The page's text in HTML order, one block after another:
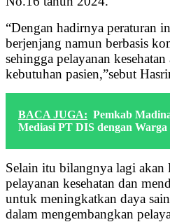
“Dengan hadirnya peraturan
berjenjang namun berbasis
sehingga pelayanan
kebutuhan pasien,”sebut
BACA JUGA: Pemkab
Mediasi PT DIS dengan
Selain itu bilangnya lagi akan
pelayanan kesehatan dan
untuk meningkatkan daya
dalam mengembangkan